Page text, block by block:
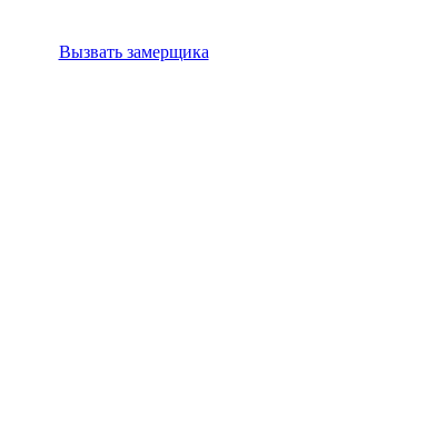
Вызвать замерщика